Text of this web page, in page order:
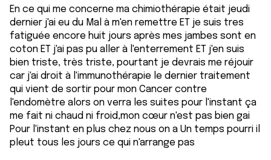
En ce qui me concerne ma chimiothérapie était jeudi
dernier j'ai eu du Mal à m'en remettre ET je suis tres
fatiguée encore huit jours après mes jambes sont en
coton ET j'ai pas pu aller à l'enterrement ET j'en suis
bien triste, très triste, pourtant je devrais me réjouir
car j'ai droit à l'immunothérapie le dernier traitement
qui vient de sortir pour mon Cancer contre
l'endomètre alors on verra les suites pour l'instant ça
me fait ni chaud ni froid,mon cœur n'est pas bien gai
Pour l'instant en plus chez nous on a Un temps pourri il
pleut tous les jours ce qui n'arrange pas